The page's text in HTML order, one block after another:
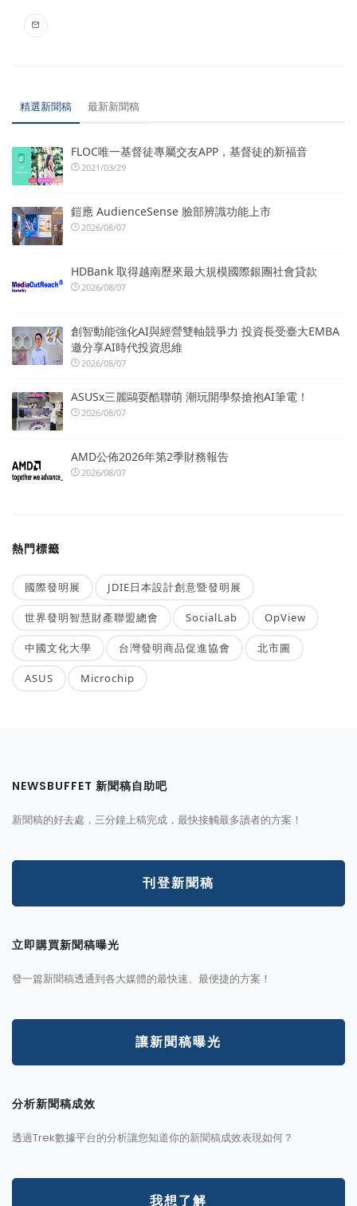
精選新聞稿 最新新聞稿
FLOC唯一基督徒專屬交友APP，基督徒的新福音
2021/03/29
鎧應 AudienceSense 臉部辨識功能上市
2026/08/07
HDBank 取得越南歷來最大規模國際銀團社會貸款
2026/08/07
創智動能強化AI與經營雙軸競爭力 投資長受臺大EMBA
邀分享AI時代投資思維
2026/08/07
ASUSx三麗鷗耍酷聯萌 潮玩開學祭搶抱AI筆電！
2026/08/07
AMD公佈2026年第2季財務報告
2026/08/07
熱門標籤
國際發明展 JDIE日本設計創意暨發明展
世界發明智慧財產聯盟總會 SocialLab OpView
中國文化大學 台灣發明商品促進協會 北市圖
ASUS Microchip
NEWSBUFFET 新聞稿自助吧
新聞稿的好去處，三分鐘上稿完成，最快接觸最多讀者的方案！
刊登新聞稿
立即購買新聞稿曝光
發一篇新聞稿透通到各大媒體的最快速、最便捷的方案！
讓新聞稿曝光
分析新聞稿成效
透過Trek數據平台的分析讓您知道你的新聞稿成效表現如何？
我想了解